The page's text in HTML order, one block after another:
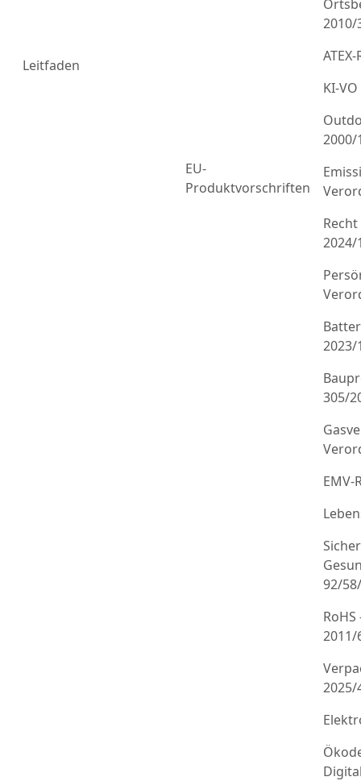
Leitfaden
EU-
Produktvorschriften
2010/
KI-
2000/
2024/
2023/
305/
EMV-
92/
2011/
2025/